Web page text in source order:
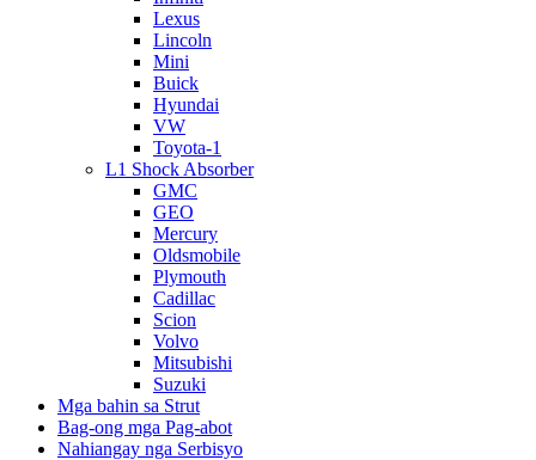
Lexus
Lincoln
Mini
Buick
Hyundai
VW
Toyota-1
L1 Shock Absorber
GMC
GEO
Mercury
Oldsmobile
Plymouth
Cadillac
Scion
Volvo
Mitsubishi
Suzuki
Mga bahin sa Strut
Bag-ong mga Pag-abot
Nahiangay nga Serbisyo